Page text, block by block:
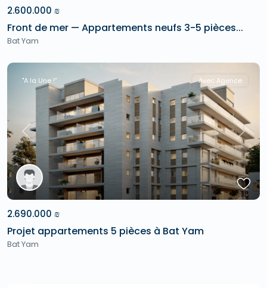
2.600.000 ₪
Front de mer — Appartements neufs 3-5 pièces...
Bat Yam
Previous Next
"A la Une !" Avec Agence
2.690.000 ₪
Projet appartements 5 pièces à Bat Yam
Bat Yam